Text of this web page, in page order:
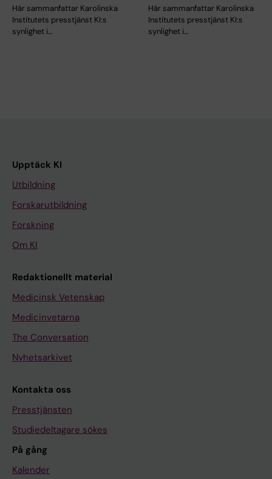
Här sammanfattar Karolinska
Institutets presstjänst KI:s
synlighet i…
Här sammanfattar Karolinska
Institutets presstjänst KI:s
synlighet i…
Upptäck KI
Utbildning
Forskarutbildning
Forskning
Om KI
Redaktionellt material
Medicinsk Vetenskap
Medicinvetarna
The Conversation
Nyhetsarkivet
Kontakta oss
Presstjänsten
Studiedeltagare sökes
På gång
Kalender